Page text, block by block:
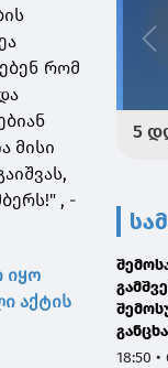
რომ
მისი
, -
იყო
აქტის
18:50